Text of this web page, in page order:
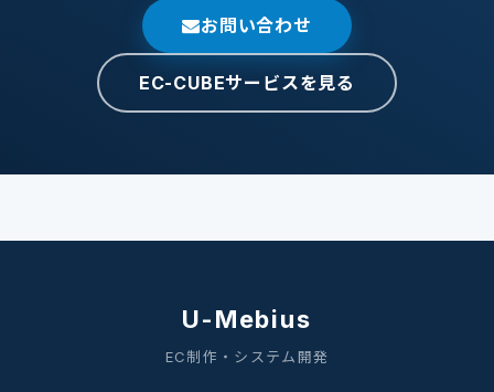
お問い合わせ
EC-CUBEサービスを見る
U-Mebius
EC制作・システム開発